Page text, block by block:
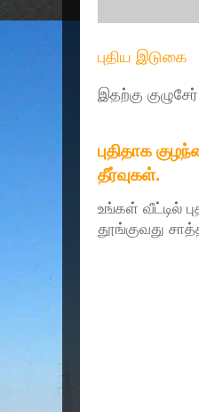
புதிய இடுகை
இதற்கு
புதிதாக
தீர்வுகள்.
உங்கள் வீட்டில்
தூங்குவது